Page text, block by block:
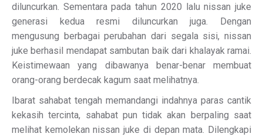
diluncurkan. Sementara pada tahun 2020 lalu nissan juke
generasi kedua resmi diluncurkan juga. Dengan
mengusung berbagai perubahan dari segala sisi, nissan
juke berhasil mendapat sambutan baik dari khalayak ramai.
Keistimewaan yang dibawanya benar-benar membuat
orang-orang berdecak kagum saat melihatnya.
Ibarat sahabat tengah memandangi indahnya paras cantik
kekasih tercinta, sahabat pun tidak akan berpaling saat
melihat kemolekan nissan juke di depan mata. Dilengkapi